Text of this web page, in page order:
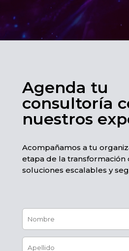
Agenda tu
consultoría
nuestros
Acompañamos a tu
etapa de la transformación
soluciones escalables y